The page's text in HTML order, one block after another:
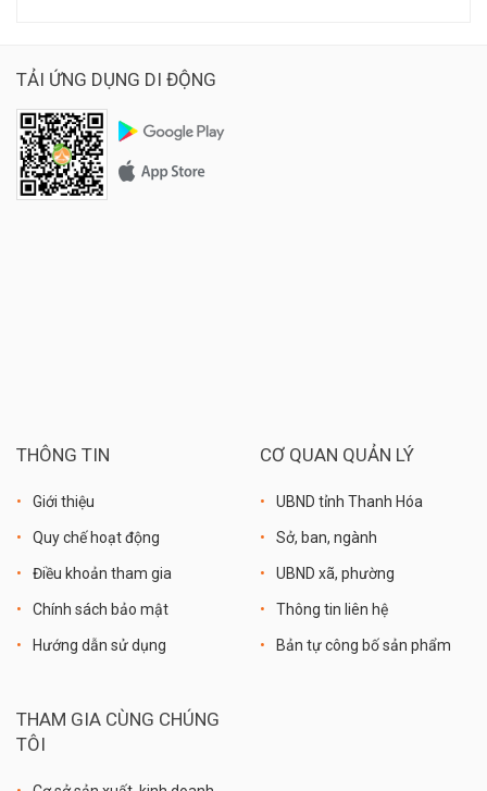
TẢI ỨNG DỤNG DI ĐỘNG
THÔNG TIN
Giới thiệu
Quy chế hoạt động
Điều khoản tham gia
Chính sách bảo mật
Hướng dẫn sử dụng
CƠ QUAN QUẢN LÝ
UBND tỉnh Thanh Hóa
Sở, ban, ngành
UBND xã, phường
Thông tin liên hệ
Bản tự công bố sản phẩm
THAM GIA CÙNG CHÚNG
TÔI